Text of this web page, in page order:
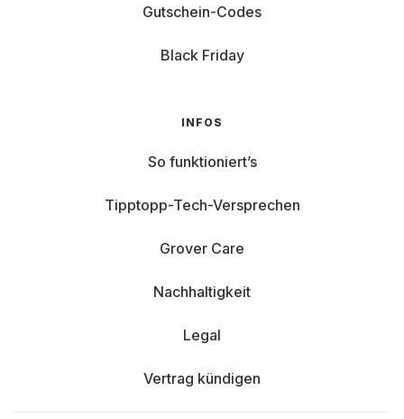
Gutschein-Codes
Black Friday
INFOS
So funktioniert’s
Tipptopp-Tech-Versprechen
Grover Care
Nachhaltigkeit
Legal
Vertrag kündigen